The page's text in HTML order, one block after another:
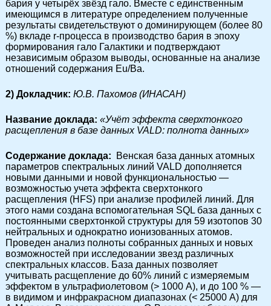
бария у четырёх звёзд гало. Вместе с единственным
имеющимся в литературе определением полученные
результаты свидетельствуют о доминирующем (более 80
%) вкладе r-процесса в производство бария в эпоху
формирования гало Галактики и подтверждают
независимым образом выводы, основанные на анализе
отношений содержания Eu/Ba.
2) Докладчик: Ю.В. Пахомов (ИНАСАН)
Название доклада: «Учёт эффекта сверхтонкого
расщепления в базе данных VALD: полнота данных»
Cодержание доклада:
Венская база данных атомных
параметров спектральных линий VALD дополняется
новыми данными и новой функциональностью —
возможностью учета эффекта сверхтонкого
расщепления (HFS) при анализе профилей линий. Для
этого нами создана вспомогательная SQL база данных с
постоянными сверхтонкой структуры для 59 изотопов 30
нейтральных и однократно ионизованных атомов.
Проведен анализ полноты собранных данных и новых
возможностей при исследовании звезд различных
спектральных классов. База данных позволяет
учитывать расщепление до 60% линий с измеряемым
эффектом в ультрафиолетовом (> 1000 A), и до 100 % —
в видимом и инфракрасном диапазонах (< 25000 A) для